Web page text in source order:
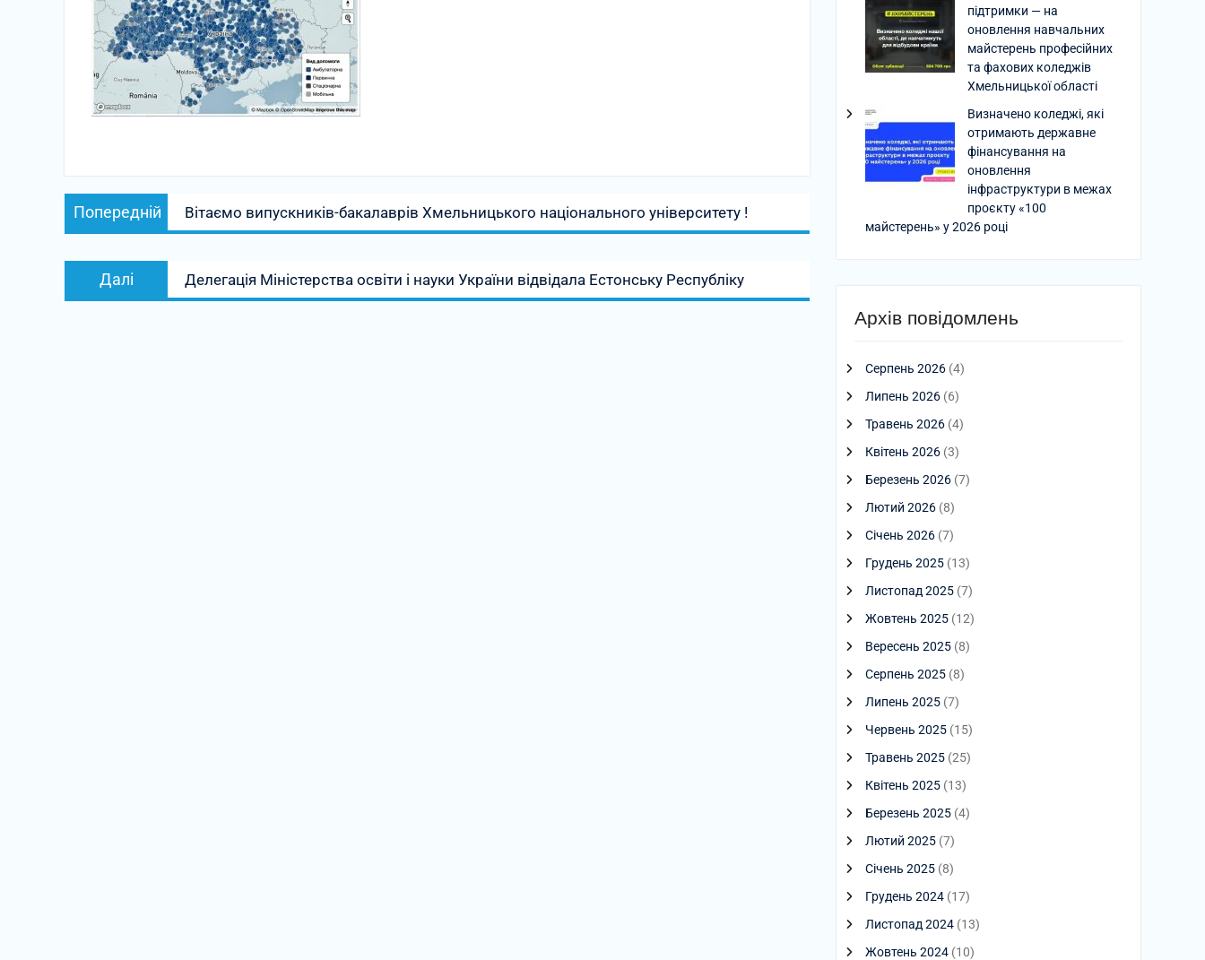
Навігація
записів
Попередній
Попередній
запис:
Вітаємо випускників-бакалаврів Хмельницького національного університету !
Далі
Наступний
запис:
Делегація Міністерства освіти і науки України відвідала Естонську Республіку
підтримки — на
оновлення навчальних
майстерень професійних
та фахових коледжів
Хмельницької області
Визначено коледжі, які
отримають державне
фінансування на
оновлення
інфраструктури в межах
проєкту «100
майстерень» у 2026 році
Архів повідомлень
Серпень 2026 (4)
Липень 2026 (6)
Травень 2026 (4)
Квітень 2026 (3)
Березень 2026 (7)
Лютий 2026 (8)
Січень 2026 (7)
Грудень 2025 (13)
Листопад 2025 (7)
Жовтень 2025 (12)
Вересень 2025 (8)
Серпень 2025 (8)
Липень 2025 (7)
Червень 2025 (15)
Травень 2025 (25)
Квітень 2025 (13)
Березень 2025 (4)
Лютий 2025 (7)
Січень 2025 (8)
Грудень 2024 (17)
Листопад 2024 (13)
Жовтень 2024 (10)